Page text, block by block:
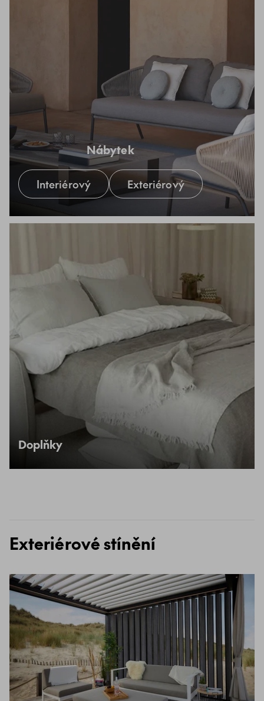
Nábytek
Interiérový Exteriérový
Doplňky
Exteriérové stínění